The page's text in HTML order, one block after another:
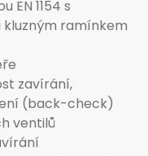
EN 1154 s
kluzným ramínkem
zavírání,
(back-check)
ventilů